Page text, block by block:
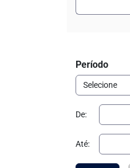
Período
De:
Até: